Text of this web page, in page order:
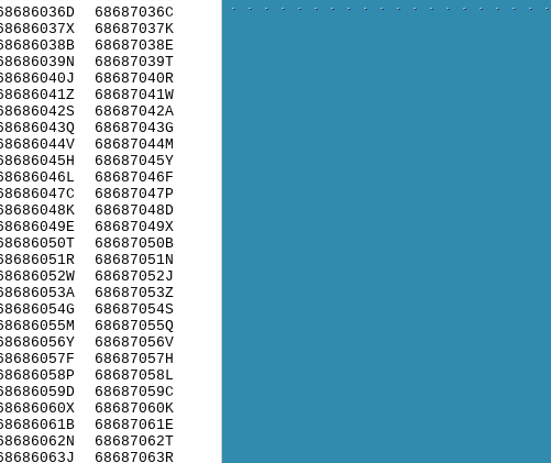
68687036C
68687037K
68687038E
68687039T
68687040R
68687041W
68687042A
68687043G
68687044M
68687045Y
68687046F
68687047P
68687048D
68687049X
68687050B
68687051N
68687052J
68687053Z
68687054S
68687055Q
68687056V
68687057H
68687058L
68687059C
68687060K
68687061E
68687062T
68687063R